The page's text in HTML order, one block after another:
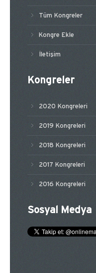
Tüm Kongreler
Kongre Ekle
İletişim
Kongreler
2020 Kongreleri
2019 Kongreleri
2018 Kongreleri
2017 Kongreleri
2016 Kongreleri
Sosyal Medya